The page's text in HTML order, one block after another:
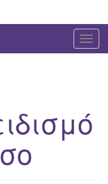
T
o
e
n